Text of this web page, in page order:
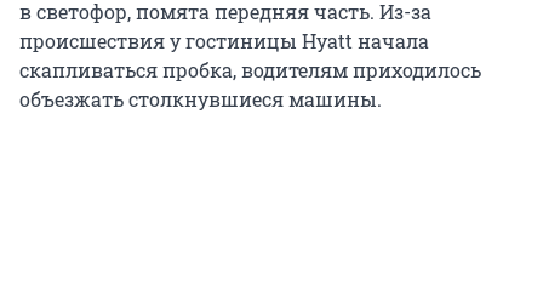
в светофор, помята передняя часть. Из-за
происшествия у гостиницы Hyatt начала
скапливаться пробка, водителям приходилось
объезжать столкнувшиеся машины.